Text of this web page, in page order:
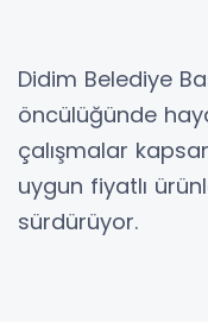
Didim Belediye
öncülüğünde
çalışmalar
uygun fiyatlı
sürdürüyor.